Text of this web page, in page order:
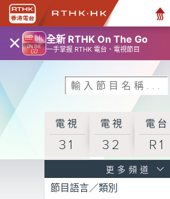
× 全新 RTHK On The Go
一手掌握 RTHK 電台、電視節目
電視
31
電視
32
電台
R1
R3
更多頻道
節目語言／類別